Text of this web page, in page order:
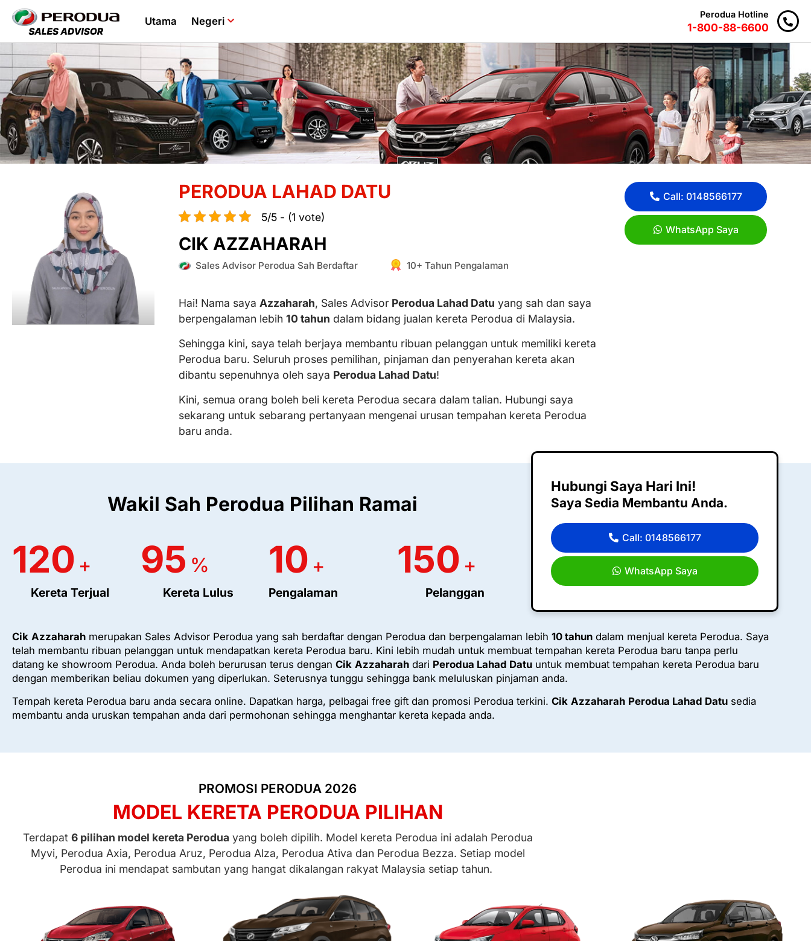
Utama Negeri
Perodua Hotline
1-800-88-6600
PERODUA LAHAD DATU
5/5 - (1 vote)
CIK AZZAHARAH
Sales Advisor Perodua Sah Berdaftar 10+ Tahun Pengalaman
Hai! Nama saya Azzaharah, Sales Advisor Perodua Lahad Datu yang sah dan saya
berpengalaman lebih 10 tahun dalam bidang jualan kereta Perodua di Malaysia.
Sehingga kini, saya telah berjaya membantu ribuan pelanggan untuk memiliki kereta
Perodua baru. Seluruh proses pemilihan, pinjaman dan penyerahan kereta akan
dibantu sepenuhnya oleh saya Perodua Lahad Datu!
Kini, semua orang boleh beli kereta Perodua secara dalam talian. Hubungi saya
sekarang untuk sebarang pertanyaan mengenai urusan tempahan kereta Perodua
baru anda.
Call: 0148566177
WhatsApp Saya
Wakil Sah Perodua Pilihan Ramai
Kereta Terjual
120 +
Kereta Lulus
95 % 10 +
Pengalaman Pelanggan
150 +
Hubungi Saya Hari Ini!
Saya Sedia Membantu Anda.
Call: 0148566177
WhatsApp Saya
Cik Azzaharah merupakan Sales Advisor Perodua yang sah berdaftar dengan Perodua dan berpengalaman lebih 10 tahun dalam menjual kereta Perodua. Saya
telah membantu ribuan pelanggan untuk mendapatkan kereta Perodua baru. Kini lebih mudah untuk membuat tempahan kereta Perodua baru tanpa perlu
datang ke showroom Perodua. Anda boleh berurusan terus dengan Cik Azzaharah dari Perodua Lahad Datu untuk membuat tempahan kereta Perodua baru
dengan memberikan beliau dokumen yang diperlukan. Seterusnya tunggu sehingga bank meluluskan pinjaman anda.
Tempah kereta Perodua baru anda secara online. Dapatkan harga, pelbagai free gift dan promosi Perodua terkini. Cik Azzaharah Perodua Lahad Datu sedia
membantu anda uruskan tempahan anda dari permohonan sehingga menghantar kereta kepada anda.
PROMOSI PERODUA 2026
MODEL KERETA PERODUA PILIHAN
Terdapat 6 pilihan model kereta Perodua yang boleh dipilih. Model kereta Perodua ini adalah Perodua
Myvi, Perodua Axia, Perodua Aruz, Perodua Alza, Perodua Ativa dan Perodua Bezza. Setiap model
Perodua ini mendapat sambutan yang hangat dikalangan rakyat Malaysia setiap tahun.